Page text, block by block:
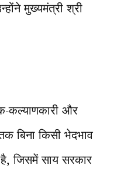
मुख्यमंत्री श्री
कल्याणकारी और
बिना किसी भेदभाव
जिसमें साय सरकार